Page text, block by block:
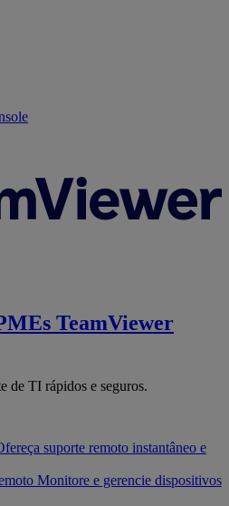
TeamViewer
de TI rápidos e seguros.
suporte remoto instantâneo e
Monitore e gerencie dispositivos